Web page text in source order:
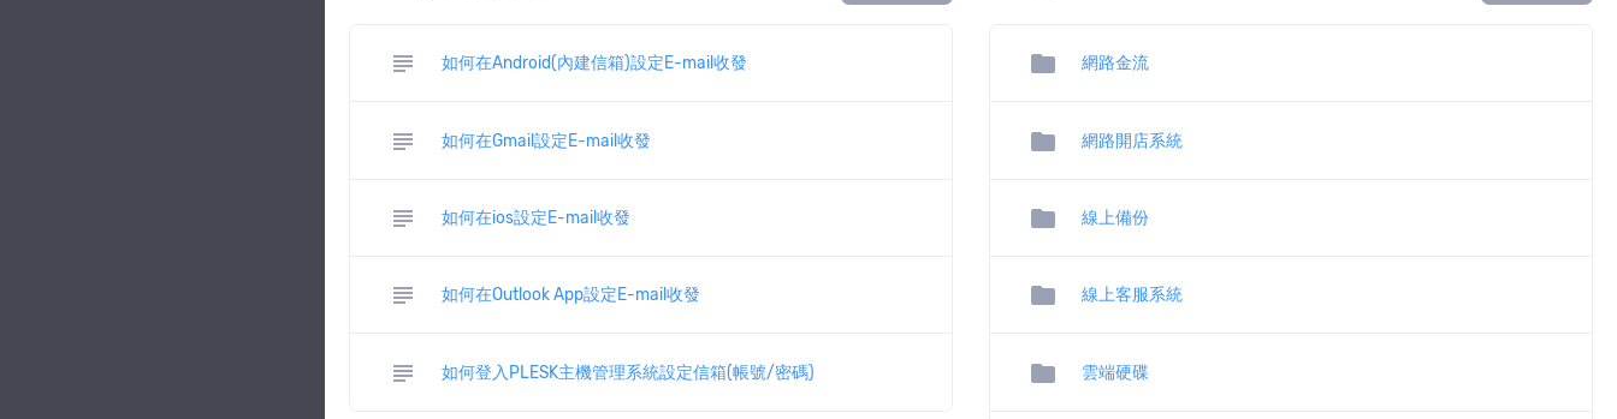
subject 如何在Android(內建信箱)設定E-mail收發
subject 如何在Gmail設定E-mail收發
subject 如何在ios設定E-mail收發
subject 如何在Outlook App設定E-mail收發
subject 如何登入PLESK主機管理系統設定信箱(帳號/密碼)
folder 網路金流
folder 網路開店系統
folder 線上備份
folder 線上客服系統
folder 雲端硬碟